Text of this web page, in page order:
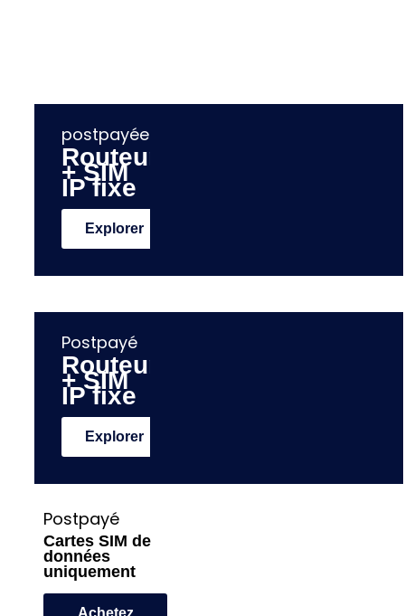
postpayée
Routeur
+ SIM
IP fixe
Explorer
Postpayé
Routeur
+ SIM
IP fixe
Explorer
Postpayé
Cartes SIM de
données
uniquement
Achetez